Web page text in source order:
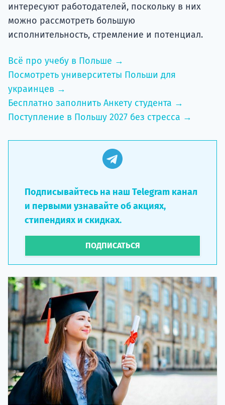
интересуют работодателей, поскольку в них
можно рассмотреть большую
исполнительность, стремление и потенциал.
Всё про учебу в Польше →
Посмотреть университеты Польши для
украинцев →
Бесплатно заполнить Анкету студента →
Поступление в Польшу 2027 без стресса →
Подписывайтесь на наш Telegram канал
и первыми узнавайте об акциях,
стипендиях и скидках.
ПОДПИСАТЬСЯ